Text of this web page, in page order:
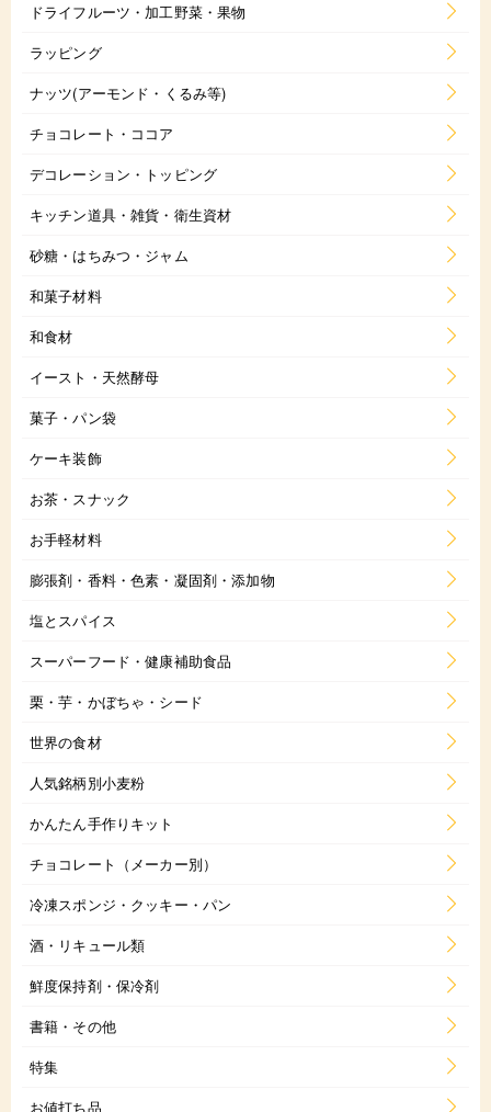
ドライフルーツ・加工野菜・果物
ラッピング
ナッツ(アーモンド・くるみ等)
チョコレート・ココア
デコレーション・トッピング
キッチン道具・雑貨・衛生資材
砂糖・はちみつ・ジャム
和菓子材料
和食材
イースト・天然酵母
菓子・パン袋
ケーキ装飾
お茶・スナック
お手軽材料
膨張剤・香料・色素・凝固剤・添加物
塩とスパイス
スーパーフード・健康補助食品
栗・芋・かぼちゃ・シード
世界の食材
人気銘柄別小麦粉
かんたん手作りキット
チョコレート（メーカー別）
冷凍スポンジ・クッキー・パン
酒・リキュール類
鮮度保持剤・保冷剤
書籍・その他
特集
お値打ち品